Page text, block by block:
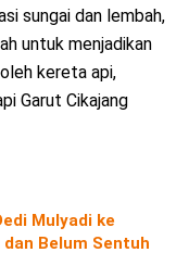
sungai dan lembah,
untuk menjadikan
kereta api,
Garut Cikajang
Mulyadi ke
Belum Sentuh